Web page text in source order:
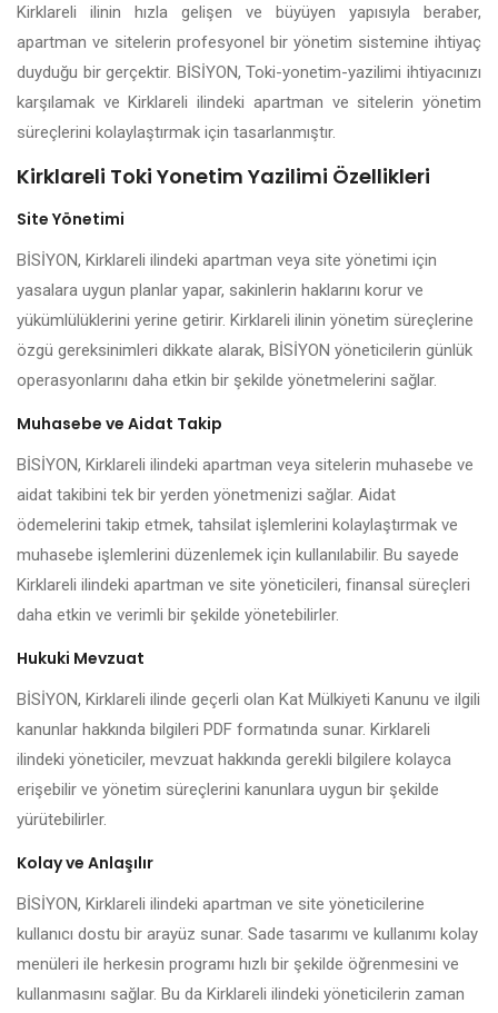
Kirklareli ilinin hızla gelişen ve büyüyen yapısıyla beraber,
apartman ve sitelerin profesyonel bir yönetim sistemine ihtiyaç
duyduğu bir gerçektir. BİSİYON, Toki-yonetim-yazilimi ihtiyacınızı
karşılamak ve Kirklareli ilindeki apartman ve sitelerin yönetim
süreçlerini kolaylaştırmak için tasarlanmıştır.
Kirklareli Toki Yonetim Yazilimi Özellikleri
Site Yönetimi
BİSİYON, Kirklareli ilindeki apartman veya site yönetimi için
yasalara uygun planlar yapar, sakinlerin haklarını korur ve
yükümlülüklerini yerine getirir. Kirklareli ilinin yönetim süreçlerine
özgü gereksinimleri dikkate alarak, BİSİYON yöneticilerin günlük
operasyonlarını daha etkin bir şekilde yönetmelerini sağlar.
Muhasebe ve Aidat Takip
BİSİYON, Kirklareli ilindeki apartman veya sitelerin muhasebe ve
aidat takibini tek bir yerden yönetmenizi sağlar. Aidat
ödemelerini takip etmek, tahsilat işlemlerini kolaylaştırmak ve
muhasebe işlemlerini düzenlemek için kullanılabilir. Bu sayede
Kirklareli ilindeki apartman ve site yöneticileri, finansal süreçleri
daha etkin ve verimli bir şekilde yönetebilirler.
Hukuki Mevzuat
BİSİYON, Kirklareli ilinde geçerli olan Kat Mülkiyeti Kanunu ve ilgili
kanunlar hakkında bilgileri PDF formatında sunar. Kirklareli
ilindeki yöneticiler, mevzuat hakkında gerekli bilgilere kolayca
erişebilir ve yönetim süreçlerini kanunlara uygun bir şekilde
yürütebilirler.
Kolay ve Anlaşılır
BİSİYON, Kirklareli ilindeki apartman ve site yöneticilerine
kullanıcı dostu bir arayüz sunar. Sade tasarımı ve kullanımı kolay
menüleri ile herkesin programı hızlı bir şekilde öğrenmesini ve
kullanmasını sağlar. Bu da Kirklareli ilindeki yöneticilerin zaman